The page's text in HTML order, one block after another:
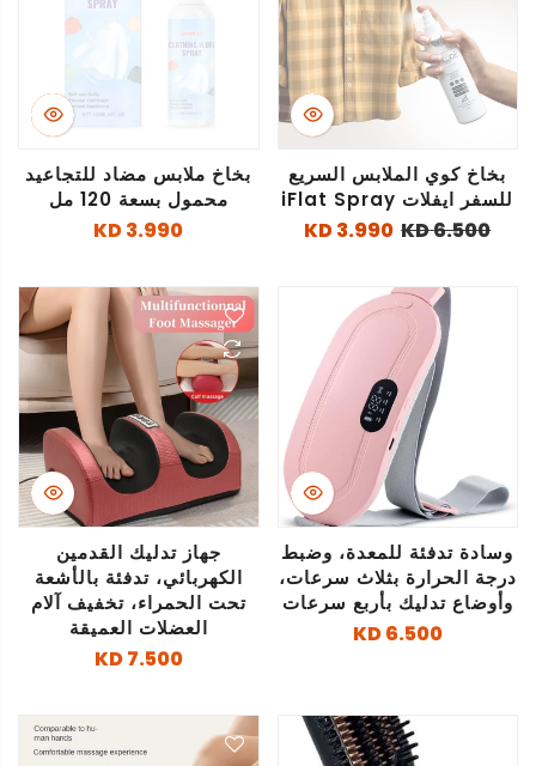
بخاخ كوي الملابس السريع
للسفر ايفلات iFlat Spray
6.500 KD
3.990 KD
بخاخ ملابس مضاد للتجاعيد
محمول بسعة 120 مل
3.990 KD
وسادة تدفئة للمعدة، وضبط
درجة الحرارة بثلاث سرعات،
وأوضاع تدليك بأربع سرعات
6.500 KD
جهاز تدليك القدمين
الكهربائي، تدفئة بالأشعة
تحت الحمراء، تخفيف آلام
العضلات العميقة
7.500 KD